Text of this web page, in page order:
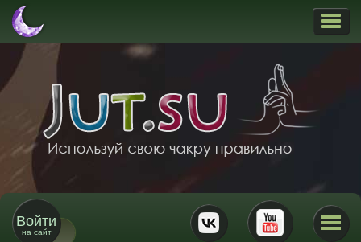
Войти
на сайт